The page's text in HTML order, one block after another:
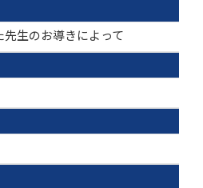
生のお導きによって